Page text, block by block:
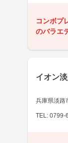
コンボプ
のバラエ
イオン
兵庫県淡路
TEL: 0799-